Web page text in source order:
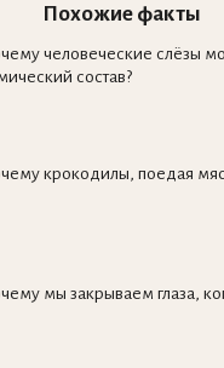
Похожие факты
человеческие слёзы
состав?
крокодилы, поедая
мы закрываем глаза,